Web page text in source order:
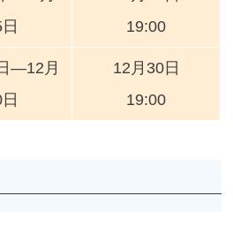
19:00
—12月
12月30日
19:00